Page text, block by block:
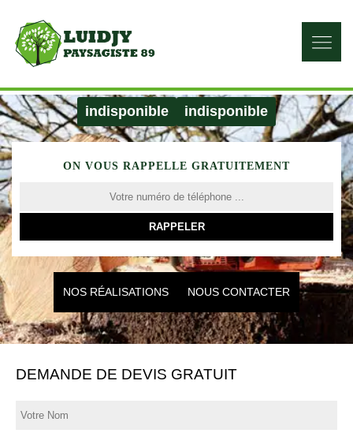
indisponible indisponible
ON VOUS RAPPELLE GRATUITEMENT
NOS RÉALISATIONS NOUS CONTACTER
DEMANDE DE DEVIS GRATUIT